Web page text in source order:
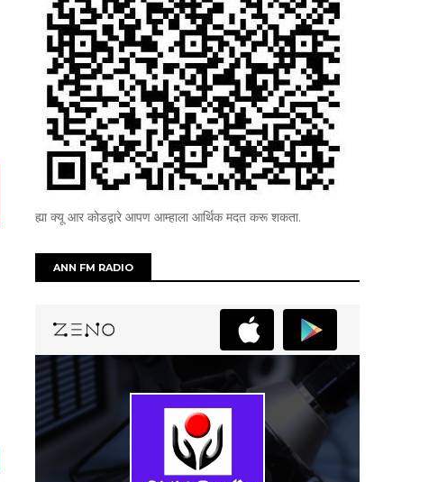
ह्या क्यू आर कोडद्वारे आपण आम्हाला आर्थिक मदत करू शकता.
ANN FM RADIO